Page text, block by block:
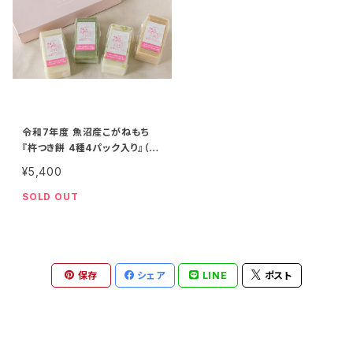
令和7年度 魚沼産こがねもち
『杵つき餅 4種4パック入り』（1
¥5,400
SOLD OUT
保存 シェア LINE ポスト